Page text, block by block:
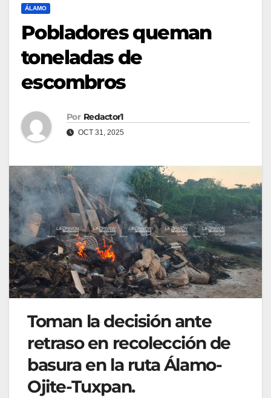
ÁLAMO
Pobladores queman
toneladas de
escombros
Por Redactor1
OCT 31, 2025
Toman la decisión ante
retraso en recolección de
basura en la ruta Álamo-
Ojite-Tuxpan.